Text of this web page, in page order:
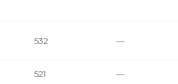
532 —
521 —